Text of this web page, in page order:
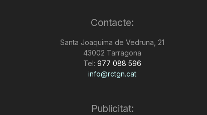
Contacte:
Santa Joaquima de Vedruna, 21
43002 Tarragona
Tel: 977 088 596
info@rctgn.cat
Publicitat: